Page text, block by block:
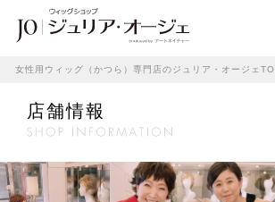
女性用ウィッグ（かつら）専門店のジュリア・オージェ
店舗情報